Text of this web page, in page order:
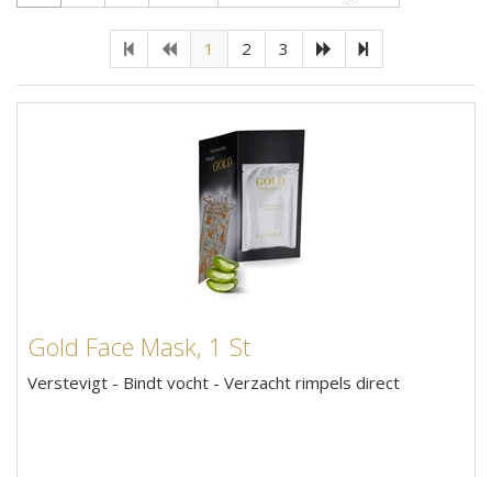
1 2 3
Gold Face Mask, 1 St
Verstevigt - Bindt vocht - Verzacht rimpels direct